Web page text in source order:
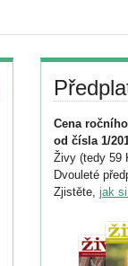
Cena
od čísla 1/
Živy (tedy 59
Dvouleté
Zjistěte, jak